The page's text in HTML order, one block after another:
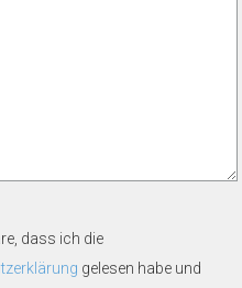
dass ich die
gelesen habe und